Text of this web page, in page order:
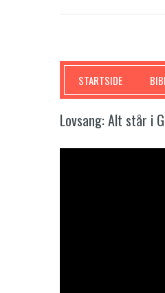
SKRIFTEN
STARTSIDE
Lovsang: Alt står i